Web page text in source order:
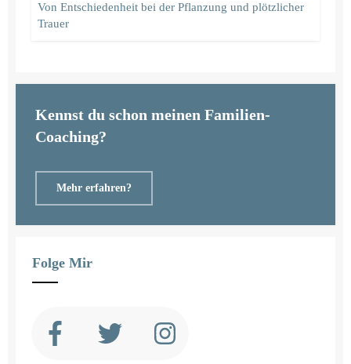
Von Entschiedenheit bei der Pflanzung und plötzlicher
Trauer
Kennst du schon meinen Familien-
Coaching?
Mehr erfahren?
Folge Mir